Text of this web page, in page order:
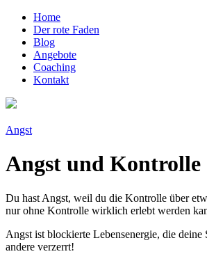
Home
Der rote Faden
Blog
Angebote
Coaching
Kontakt
Angst
Angst und Kontrolle
Du hast Angst, weil du die Kontrolle über
nur ohne Kontrolle wirklich erlebt werden
Angst ist blockierte Lebensenergie, die deine
andere verzerrt!